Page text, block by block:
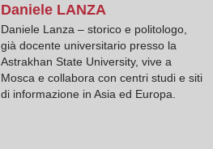
Daniele LANZA
Daniele Lanza – storico e politologo,
già docente universitario presso la
Astrakhan State University, vive a
Mosca e collabora con centri studi e siti
di informazione in Asia ed Europa.